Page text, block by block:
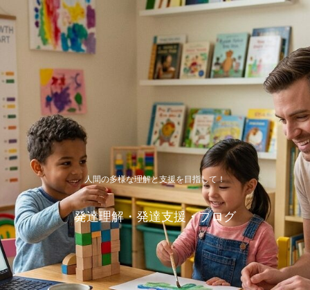
人間の多様な理解と支援を目指して！
発達理解・発達支援・ブログ